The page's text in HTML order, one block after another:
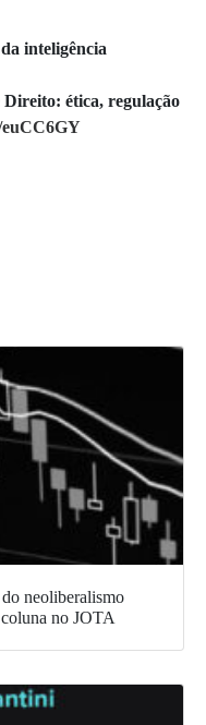
inteligência
ética, regulação
neoliberalismo
no JOTA